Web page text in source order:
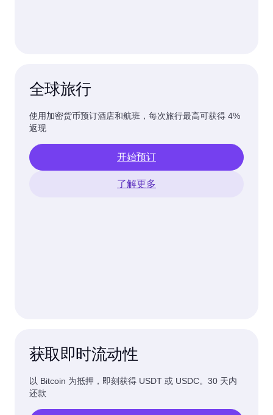
全球旅行
使用加密货币预订酒店和航班，每次旅行最高可获得 4%
返现
开始预订
了解更多
获取即时流动性
以 Bitcoin 为抵押，即刻获得 USDT 或 USDC。30 天内
还款